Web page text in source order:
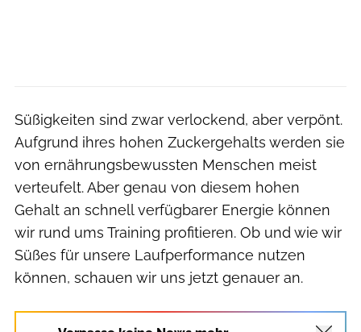
Süßigkeiten sind zwar verlockend, aber verpönt.
Aufgrund ihres hohen Zuckergehalts werden sie
von ernährungsbewussten Menschen meist
verteufelt. Aber genau von diesem hohen
Gehalt an schnell verfügbarer Energie können
wir rund ums Training profitieren. Ob und wie wir
Süßes für unsere Laufperformance nutzen
können, schauen wir uns jetzt genauer an.